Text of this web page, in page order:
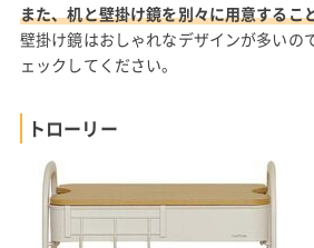
また、机と壁掛け鏡を別々に用意するこ
壁掛け鏡はおしゃれなデザインが多いの
ェックしてください。
トローリー